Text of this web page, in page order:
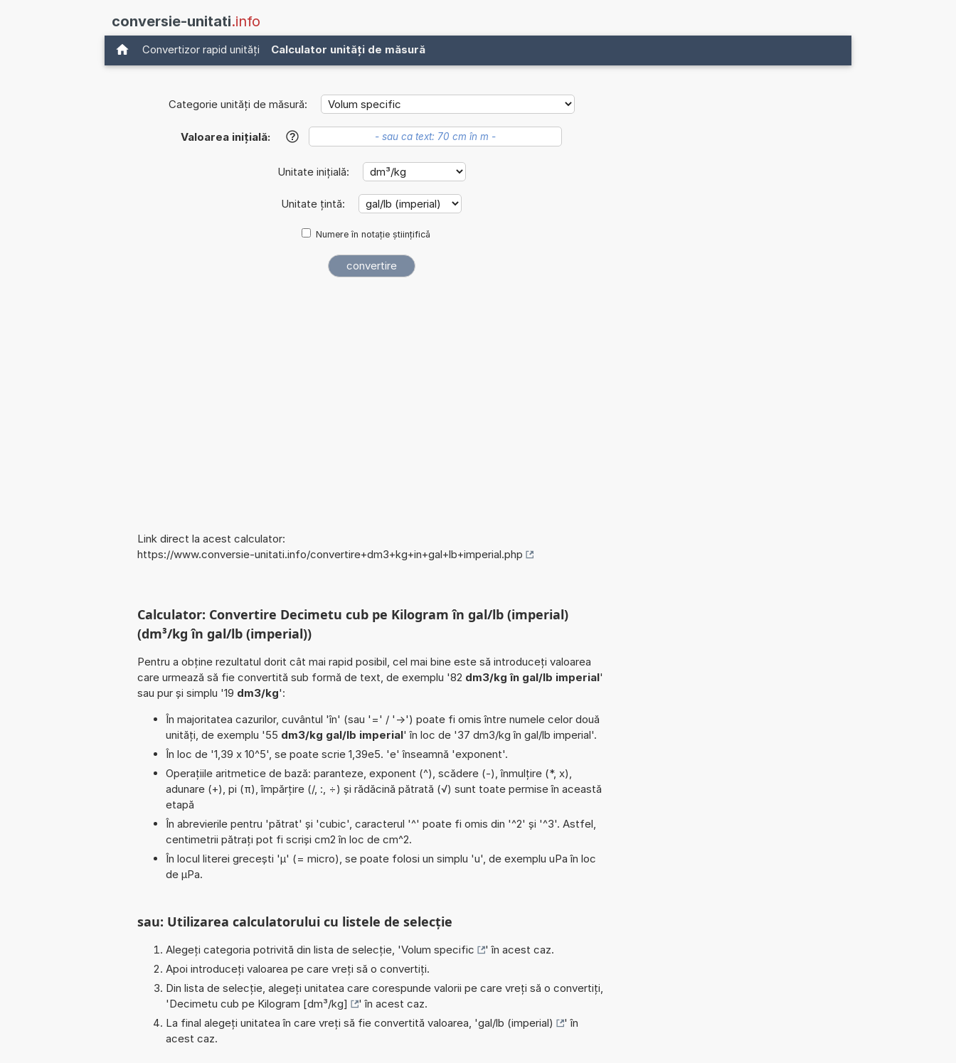
conversie-unitati.info
Convertizor rapid unități Calculator unități de măsură
Categorie unități de măsură:
Valoarea inițială: ?
Unitate inițială:
Unitate țintă:
Numere în notație științifică
Link direct la acest calculator:
https://www.conversie-unitati.info/convertire+dm3+kg+in+gal+lb+imperial.php
Calculator: Convertire Decimetu cub pe Kilogram în gal/lb (imperial)
(dm³/kg în gal/lb (imperial))
Pentru a obține rezultatul dorit cât mai rapid posibil, cel mai bine este să introduceți valoarea
care urmează să fie convertită sub formă de text, de exemplu '82 dm3/kg în gal/lb imperial'
sau pur și simplu '19 dm3/kg':
În majoritatea cazurilor, cuvântul 'în' (sau '=' / '->') poate fi omis între numele celor două
unități, de exemplu '55 dm3/kg gal/lb imperial' în loc de '37 dm3/kg în gal/lb imperial'.
În loc de '1,39 x 10^5', se poate scrie 1,39e5. 'e' înseamnă 'exponent'.
Operațiile aritmetice de bază: paranteze, exponent (^), scădere (-), înmulțire (*, x),
adunare (+), pi (π), împărțire (/, :, ÷) și rădăcină pătrată (√) sunt toate permise în această
etapă
În abrevierile pentru 'pătrat' și 'cubic', caracterul '^' poate fi omis din '^2' și '^3'. Astfel,
centimetrii pătrați pot fi scriși cm2 în loc de cm^2.
În locul literei grecești 'µ' (= micro), se poate folosi un simplu 'u', de exemplu uPa în loc
de µPa.
sau: Utilizarea calculatorului cu listele de selecție
Alegeți categoria potrivită din lista de selecție, 'Volum specific
' în acest caz.
Apoi introduceți valoarea pe care vreți să o convertiți.
Din lista de selecție, alegeți unitatea care corespunde valorii pe care vreți să o convertiți,
'Decimetu cub pe Kilogram [dm³/kg]
' în acest caz.
La final alegeți unitatea în care vreți să fie convertită valoarea, 'gal/lb (imperial)
' în
acest caz.